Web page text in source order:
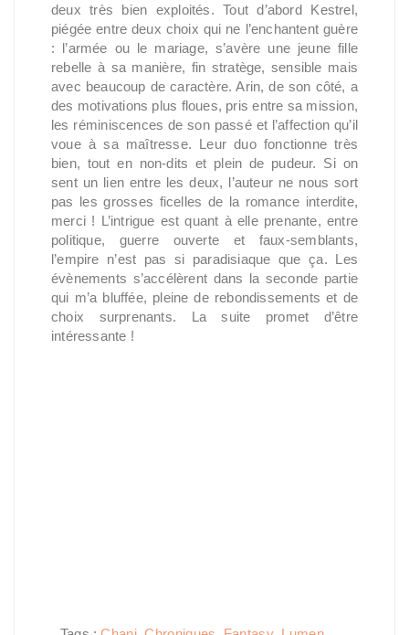
deux très bien exploités. Tout d’abord Kestrel,
piégée entre deux choix qui ne l’enchantent guère
: l’armée ou le mariage, s’avère une jeune fille
rebelle à sa manière, fin stratège, sensible mais
avec beaucoup de caractère. Arin, de son côté, a
des motivations plus floues, pris entre sa mission,
les réminiscences de son passé et l’affection qu’il
voue à sa maîtresse. Leur duo fonctionne très
bien, tout en non-dits et plein de pudeur. Si on
sent un lien entre les deux, l’auteur ne nous sort
pas les grosses ficelles de la romance interdite,
merci ! L’intrigue est quant à elle prenante, entre
politique, guerre ouverte et faux-semblants,
l’empire n’est pas si paradisiaque que ça. Les
évènements s’accélèrent dans la seconde partie
qui m’a bluffée, pleine de rebondissements et de
choix surprenants. La suite promet d’être
intéressante !